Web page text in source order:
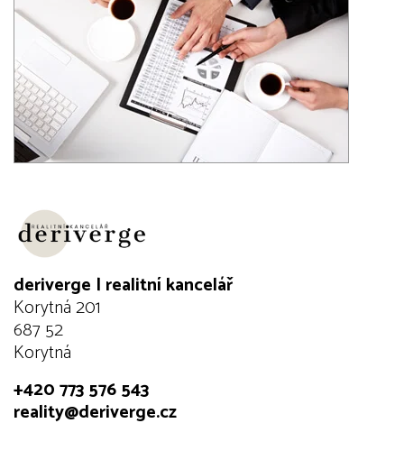
deriverge | realitní kancelář
Korytná 201
687 52
Korytná
+420 773 576 543
reality@deriverge.cz